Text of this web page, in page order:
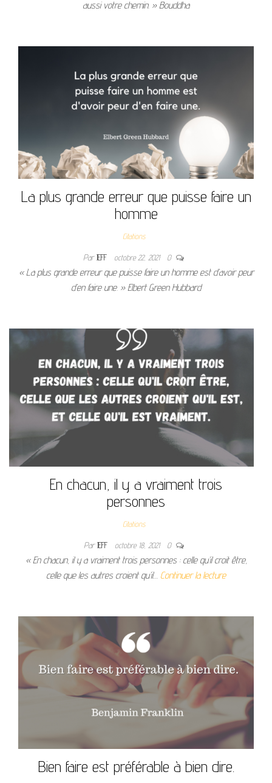
aussi votre chemin. » Bouddha
La plus grande erreur que puisse faire un
homme
Citations
ParJEFF octobre 22, 2021 0
« La plus grande erreur que puisse faire un homme est d’avoir peur
d’en faire une. » Elbert Green Hubbard
En chacun, il y a vraiment trois
personnes
Citations
ParJEFF octobre 18, 2021 0
« En chacun, il y a vraiment trois personnes : celle qu’il croit être,
celle que les autres croient qu’il… Continuer la lecture
Bien faire est préférable à bien dire.